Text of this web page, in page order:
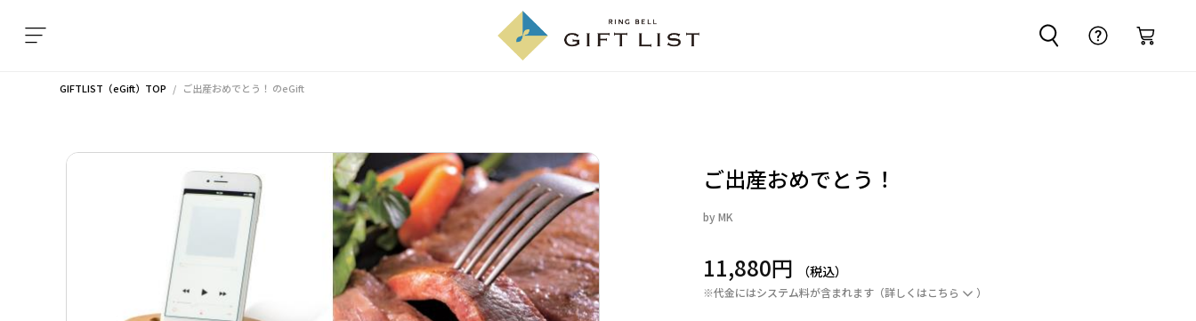
GIFTLIST（eGift）TOP ご出産おめでとう！ のeGift
ご出産おめでとう！
byMK
11,880円
※代金にはシステム料が含まれます （詳しくはこちら ）